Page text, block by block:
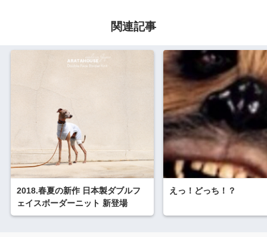
関連記事
2018.春夏の新作 日本製ダブルフ
ェイスボーダーニット 新登場
えっ！どっち！？